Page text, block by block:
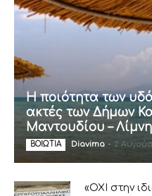
Η ποιότητα των
ακτές των Δήμων
Μαντουδίου –
ΒΟΙΩΤΙΑ Diavima - 2
«ΟΧΙ στην